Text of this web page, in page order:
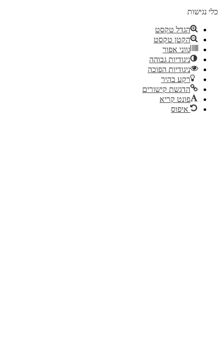
טקסט
טקסט
אפור
גבוהה
הפוכה
בהיר
קישורים
קריא